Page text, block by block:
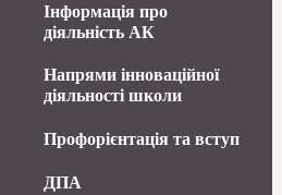
Інформація про
діяльність АК
Напрями інноваційної
діяльності школи
Профорієнтація та вступ
ДПА